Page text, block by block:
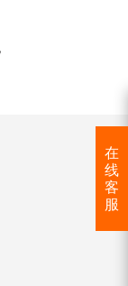
在
线
客
服